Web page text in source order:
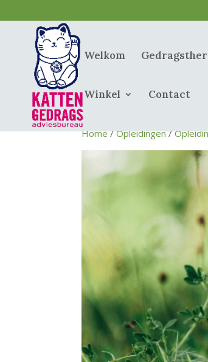
Welkom
Winkel Contact
Home/Opleidingen/